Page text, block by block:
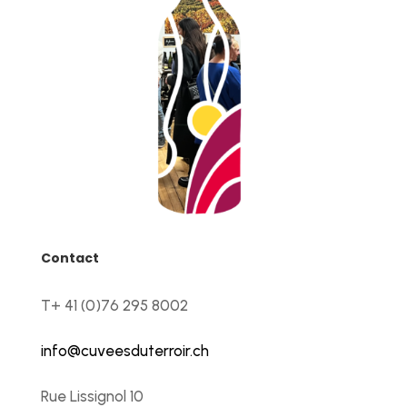
Contact
T+ 41 (0)76 295 8002
info@cuveesduterroir.ch
Rue Lissignol 10